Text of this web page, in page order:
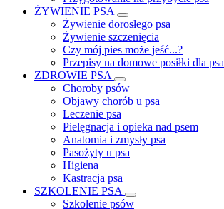
ŻYWIENIE PSA
Żywienie dorosłego psa
Żywienie szczenięcia
Czy mój pies może jeść...?
Przepisy na domowe posiłki dla psa
ZDROWIE PSA
Choroby psów
Objawy chorób u psa
Leczenie psa
Pielęgnacja i opieka nad psem
Anatomia i zmysły psa
Pasożyty u psa
Higiena
Kastracja psa
SZKOLENIE PSA
Szkolenie psów